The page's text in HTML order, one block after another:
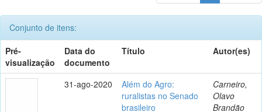
Conjunto de itens:
Pré-
visualização
Data do
documento
Título Autor(es)
31-ago-2020
Além do Agro:
ruralistas no Senado
brasileiro
Carneiro,
Olavo
Brandão